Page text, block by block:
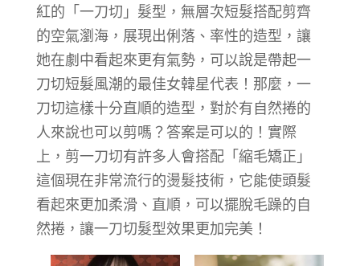
紅的「一刀切」髮型，無層次短髮搭配剪齊
的空氣瀏海，展現出俐落、率性的造型，讓
她在劇中看起來更有氣勢，可以說是帶起一
刀切短髮風潮的最佳女韓星代表！那麼，一
刀切這樣十分直順的造型，對於有自然捲的
人來說也可以剪嗎？答案是可以的！實際
上，剪一刀切有許多人會搭配「縮毛矯正」
這個現在非常流行的燙髮技術，它能使頭髮
看起來更加柔滑、直順，可以擺脫毛躁的自
然捲，讓一刀切髮型效果更加完美！